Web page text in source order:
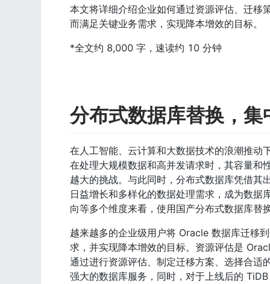
本文将详细介绍企业如何通过资源评估、迁
而满足关键业务需求，实现降本增效的目标。
*全文约 8,000 字，速读约 10 分钟
分布式数据库替换，
在人工智能、云计算和大数据技术的浪潮推
在处理大规模数据和高并发请求时，其容量和
越大的挑战。与此同时，分布式数据库凭借其
日益增长和多样化的数据处理需求，成为数
向等多个维度来看，使用国产分布式数据库替
越来越多的企业级用户将 Oracle 数据库迁移
求，并实现降本增效的目标。资源评估是
通过进行资源评估、制定迁移方案、选择合适
强大的数据库服务，同时，对于上线后的